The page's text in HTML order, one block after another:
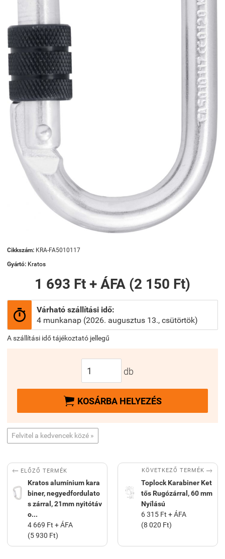
Cikkszám: KRA-FA5010117
Gyártó: Kratos
1 693 Ft + ÁFA (2 150 Ft)

Várható szállítási idő:
4 munkanap (2026. augusztus 13., csütörtök)
A szállítási idő tájékoztató jellegű
db
 KOSÁRBA HELYEZÉS
Felvitel a kedvencek közé »
 ELŐZŐ TERMÉK
Kratos alumínium kara
biner, negyedfordulato
s zárral, 21mm nyitótáv
o...
4 669 Ft + ÁFA
(5 930 Ft)
KÖVETKEZŐ TERMÉK 
Toplock Karabiner Ket
tős Rugózárral, 60 mm
Nyílású
6 315 Ft + ÁFA
(8 020 Ft)